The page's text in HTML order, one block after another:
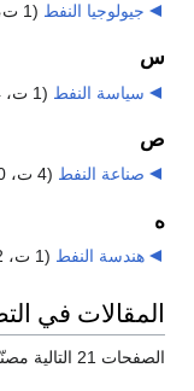
جيولوجيا النفط (1 ت، 6 ص)
س
سياسة النفط (1 ت، 14 ص)
ص
صناعة النفط (4 ت، 10 ص)
ه
هندسة النفط (1 ت، 2 ص)
المقالات في
الصفحات 21 التالية مصنّفة بهذا التصنيف، من إجمالي 21.